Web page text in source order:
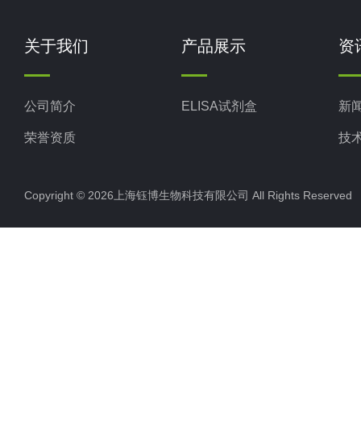
关于我们
公司简介
荣誉资质
产品展示
ELISA试剂盒
资
新
技
Copyright © 2026上海钰博生物科技有限公司 All Rights